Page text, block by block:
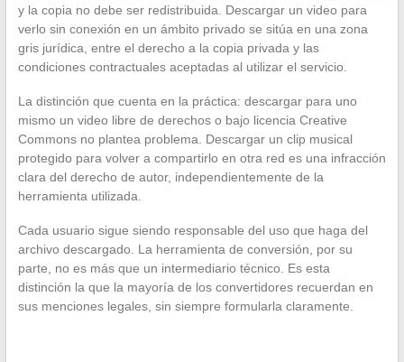
y la copia no debe ser redistribuida. Descargar un video para
verlo sin conexión en un ámbito privado se sitúa en una zona
gris jurídica, entre el derecho a la copia privada y las
condiciones contractuales aceptadas al utilizar el servicio.
La distinción que cuenta en la práctica: descargar para uno
mismo un video libre de derechos o bajo licencia Creative
Commons no plantea problema. Descargar un clip musical
protegido para volver a compartirlo en otra red es una infracción
clara del derecho de autor, independientemente de la
herramienta utilizada.
Cada usuario sigue siendo responsable del uso que haga del
archivo descargado. La herramienta de conversión, por su
parte, no es más que un intermediario técnico. Es esta
distinción la que la mayoría de los convertidores recuerdan en
sus menciones legales, sin siempre formularla claramente.